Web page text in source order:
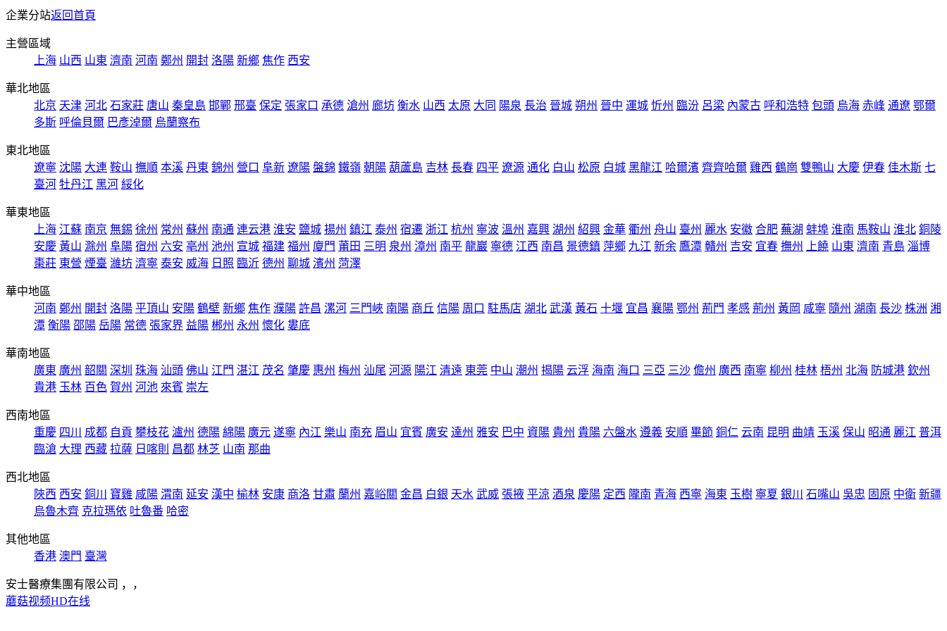
企業分站返回首頁
主營區域
上海 山西 山東 濟南 河南 鄭州 開封 洛陽 新鄉 焦作 西安
華北地區
北京 天津 河北 石家莊 唐山 秦皇島 邯鄲 邢臺 保定 張家口 承德 滄州 廊坊 衡水 山西 太原 大同 陽泉 長治 晉城 朔州 晉中 運城 忻州 臨汾 呂梁 內蒙古 呼和浩特 包頭 烏海 赤峰 通遼 鄂爾
多斯 呼倫貝爾 巴彥淖爾 烏蘭察布
東北地區
遼寧 沈陽 大連 鞍山 撫順 本溪 丹東 錦州 營口 阜新 遼陽 盤錦 鐵嶺 朝陽 葫蘆島 吉林 長春 四平 遼源 通化 白山 松原 白城 黑龍江 哈爾濱 齊齊哈爾 雞西 鶴崗 雙鴨山 大慶 伊春 佳木斯 七
臺河 牡丹江 黑河 綏化
華東地區
上海 江蘇 南京 無錫 徐州 常州 蘇州 南通 連云港 淮安 鹽城 揚州 鎮江 泰州 宿遷 浙江 杭州 寧波 溫州 嘉興 湖州 紹興 金華 衢州 舟山 臺州 麗水 安徽 合肥 蕪湖 蚌埠 淮南 馬鞍山 淮北 銅陵
安慶 黃山 滁州 阜陽 宿州 六安 亳州 池州 宣城 福建 福州 廈門 莆田 三明 泉州 漳州 南平 龍巖 寧德 江西 南昌 景德鎮 萍鄉 九江 新余 鷹潭 贛州 吉安 宜春 撫州 上饒 山東 濟南 青島 淄博
棗莊 東營 煙臺 濰坊 濟寧 泰安 威海 日照 臨沂 德州 聊城 濱州 菏澤
華中地區
河南 鄭州 開封 洛陽 平頂山 安陽 鶴壁 新鄉 焦作 濮陽 許昌 漯河 三門峽 南陽 商丘 信陽 周口 駐馬店 湖北 武漢 黃石 十堰 宜昌 襄陽 鄂州 荊門 孝感 荊州 黃岡 咸寧 隨州 湖南 長沙 株洲 湘
潭 衡陽 邵陽 岳陽 常德 張家界 益陽 郴州 永州 懷化 婁底
華南地區
廣東 廣州 韶關 深圳 珠海 汕頭 佛山 江門 湛江 茂名 肇慶 惠州 梅州 汕尾 河源 陽江 清遠 東莞 中山 潮州 揭陽 云浮 海南 海口 三亞 三沙 儋州 廣西 南寧 柳州 桂林 梧州 北海 防城港 欽州
貴港 玉林 百色 賀州 河池 來賓 崇左
西南地區
重慶 四川 成都 自貢 攀枝花 瀘州 德陽 綿陽 廣元 遂寧 內江 樂山 南充 眉山 宜賓 廣安 達州 雅安 巴中 資陽 貴州 貴陽 六盤水 遵義 安順 畢節 銅仁 云南 昆明 曲靖 玉溪 保山 昭通 麗江 普洱
臨滄 大理 西藏 拉薩 日喀則 昌都 林芝 山南 那曲
西北地區
陜西 西安 銅川 寶雞 咸陽 渭南 延安 漢中 榆林 安康 商洛 甘肅 蘭州 嘉峪關 金昌 白銀 天水 武威 張掖 平涼 酒泉 慶陽 定西 隴南 青海 西寧 海東 玉樹 寧夏 銀川 石嘴山 吳忠 固原 中衛 新疆
烏魯木齊 克拉瑪依 吐魯番 哈密
其他地區
香港 澳門 臺灣
安士醫療集團有限公司 ，
，
蘑菇视频HD在线